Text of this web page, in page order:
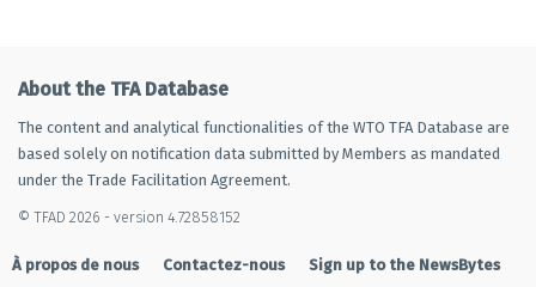
About the TFA Database
The content and analytical functionalities of the WTO TFA Database are
based solely on notification data submitted by Members as mandated
under the Trade Facilitation Agreement.
© TFAD 2026 - version 4.72858152
À propos de nous Contactez-nous Sign up to the NewsBytes